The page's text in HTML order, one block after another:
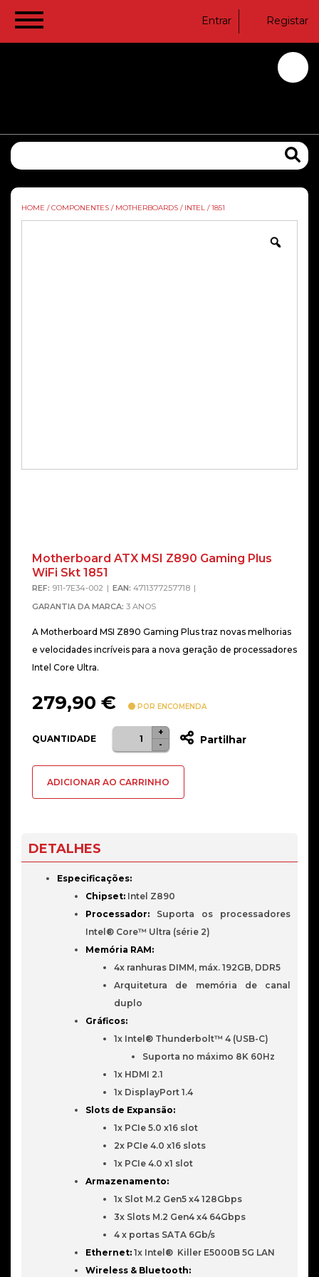
Entrar Registar
HOME / COMPONENTES / MOTHERBOARDS / INTEL / 1851
Motherboard ATX MSI Z890 Gaming Plus
WiFi Skt 1851
REF: 911-7E34-002 EAN: 4711377257718
GARANTIA DA MARCA: 3 ANOS
A Motherboard MSI Z890 Gaming Plus traz novas melhorias
e velocidades incríveis para a nova geração de processadores
Intel Core Ultra.
279,90 € POR ENCOMENDA
QUANTIDADE
Quantidade
de
ATX
Plus
WiFi
Skt
1851
-
+
Partilhar
ADICIONAR AO CARRINHO
DETALHES
Especificações:
Chipset: Intel Z890
Processador: Suporta os processadores
Intel® Core™ Ultra (série 2)
Memória RAM:
4x ranhuras DIMM, máx. 192GB, DDR5
Arquitetura de memória de canal
duplo
Gráficos:
1x Intel® Thunderbolt™ 4 (USB-C)
Suporta no máximo 8K 60Hz
1x HDMI 2.1
1x DisplayPort 1.4
Slots de Expansão:
1x PCIe 5.0 x16 slot
2x PCIe 4.0 x16 slots
1x PCIe 4.0 x1 slot
Armazenamento:
1x Slot M.2 Gen5 x4 128Gbps
3x Slots M.2 Gen4 x4 64Gbps
4 x portas SATA 6Gb/s
Ethernet: 1x Intel® Killer E5000B 5G LAN
Wireless & Bluetooth: